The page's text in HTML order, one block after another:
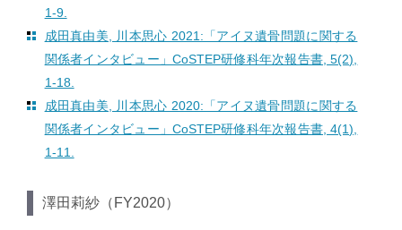
1-9.
成田真由美, 川本思心 2021:「アイヌ遺骨問題に関する
関係者インタビュー」CoSTEP研修科年次報告書, 5(2),
1-18.
成田真由美, 川本思心 2020:「アイヌ遺骨問題に関する
関係者インタビュー」CoSTEP研修科年次報告書, 4(1),
1-11.
澤田莉紗（FY2020）